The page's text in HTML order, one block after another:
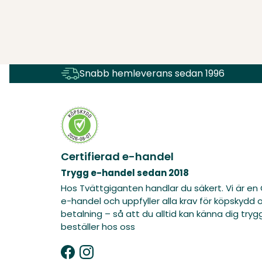
Snabb hemleverans sedan 1996
Certifierad e-handel
Trygg e-handel sedan 2018
Hos Tvättgiganten handlar du säkert. Vi är
e-handel och uppfyller alla krav för köpskydd
betalning – så att du alltid kan känna dig
beställer hos oss